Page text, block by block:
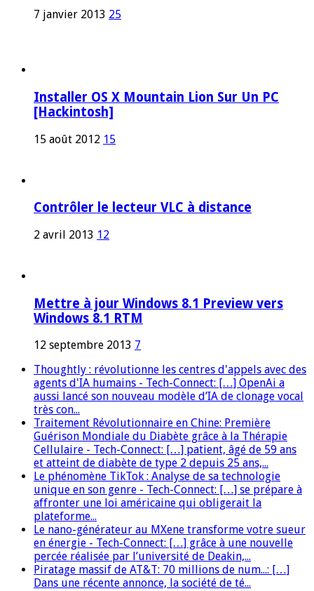
7 janvier 2013 25
Installer OS X Mountain Lion Sur Un PC
[Hackintosh]
15 août 2012 15
Contrôler le lecteur VLC à distance
2 avril 2013 12
Mettre à jour Windows 8.1 Preview vers
Windows 8.1 RTM
12 septembre 2013 7
Thoughtly : révolutionne les centres d'appels avec des
agents d'IA humains - Tech-Connect: […] OpenAi a
aussi lancé son nouveau modèle d’IA de clonage vocal
très con...
Traitement Révolutionnaire en Chine: Première
Guérison Mondiale du Diabète grâce à la Thérapie
Cellulaire - Tech-Connect: […] patient, âgé de 59 ans
et atteint de diabète de type 2 depuis 25 ans,...
Le phénomène TikTok : Analyse de sa technologie
unique en son genre - Tech-Connect: […] se prépare à
affronter une loi américaine qui obligerait la
plateforme...
Le nano-générateur au MXene transforme votre sueur
en énergie - Tech-Connect: […] grâce à une nouvelle
percée réalisée par l’université de Deakin,...
Piratage massif de AT&T: 70 millions de num...: […]
Dans une récente annonce, la société de té...